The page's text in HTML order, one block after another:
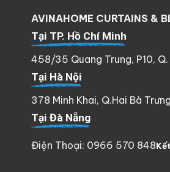
AVINAHOME CURTAINS &
Tại TP. Hồ Chí Minh
458/35 Quang Trung, P10, Q.
Tại Hà Nội
378 Minh Khai, Q.Hai Bà
Tại Đà Nẵng
Điện Thoại: 0966 570 848